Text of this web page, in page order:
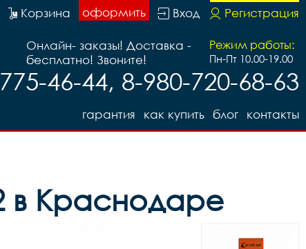
Регистрация
Вход
оформить
Корзина
Режим работы:
Пн-Пт 10.00-19.00
Онлайн- заказы! Доставка -
бесплатно! Звоните!
46-44, 8-980-720-68-63
контакты
блог
как купить
гарантия
в Краснодаре